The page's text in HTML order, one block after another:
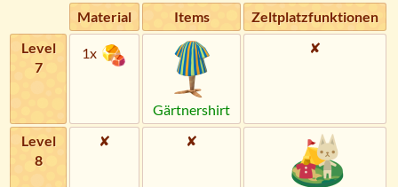
Material Items
Zeltplatzfunktionen
Level
7
1x
Gärtnershirt
✘
Level
8
✘ ✘